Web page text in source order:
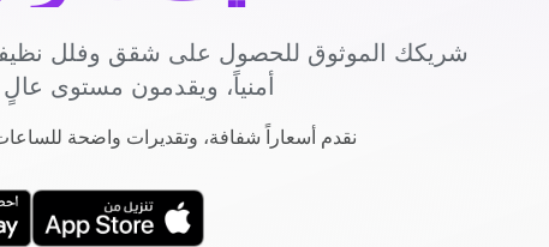
شريكك الموثوق للحصول على شقق وفلل
أمنياً، ويقدمون مستوى
نقدم أسعاراً شفافة، وتقديرات واضحة